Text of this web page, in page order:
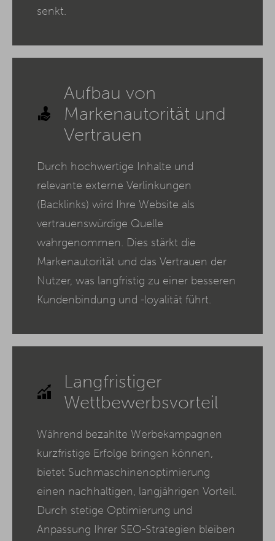
senkt.
Aufbau von
Markenautorität und
Vertrauen
Durch hochwertige Inhalte und
relevante externe Verlinkungen
(Backlinks) wird Ihre Website als
vertrauenswürdige Quelle
wahrgenommen. Dies stärkt die
Markenautorität und das Vertrauen der
Nutzer, was langfristig zu einer besseren
Kundenbindung und -loyalität führt.
Langfristiger
Wettbewerbsvorteil
Während bezahlte Werbekampagnen
kurzfristige Erfolge bringen können,
bietet Suchmaschinenoptimierung
einen nachhaltigen, langjährigen Vorteil.
Durch stetige Optimierung und
Anpassung Ihrer SEO-Strategien bleiben